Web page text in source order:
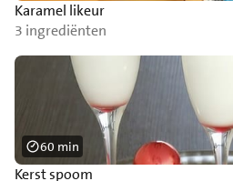
Karamel likeur
3 ingrediënten
Kerst spoom
60 min